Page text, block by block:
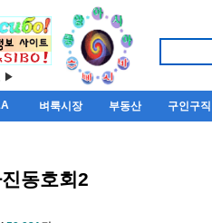
▶
벼룩시장 부동산 구인구직
동호회2